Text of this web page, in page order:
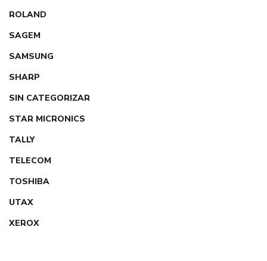
ROLAND
SAGEM
SAMSUNG
SHARP
SIN CATEGORIZAR
STAR MICRONICS
TALLY
TELECOM
TOSHIBA
UTAX
XEROX